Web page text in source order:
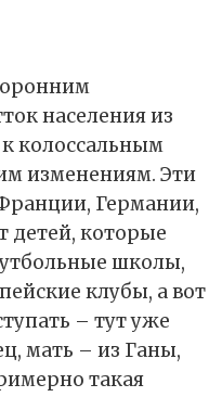
населения из
колоссальным
изменениям. Эти
Германии,
детей, которые
школы,
клубы, а вот
– тут уже
мать – из Ганы,
такая